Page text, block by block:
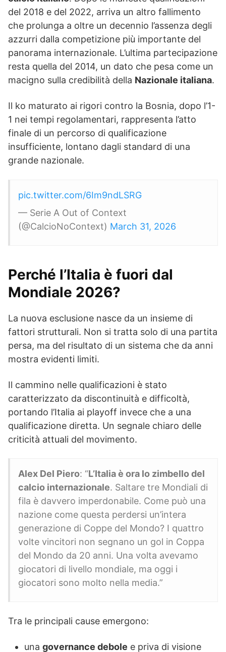
del 2018 e del 2022, arriva un altro fallimento
che prolunga a oltre un decennio l’assenza degli
azzurri dalla competizione più importante del
panorama internazionale. L’ultima partecipazione
resta quella del 2014, un dato che pesa come un
macigno sulla credibilità della Nazionale italiana.
Il ko maturato ai rigori contro la Bosnia, dopo l’1-
1 nei tempi regolamentari, rappresenta l’atto
finale di un percorso di qualificazione
insufficiente, lontano dagli standard di una
grande nazionale.
pic.twitter.com/6Im9ndLSRG
— Serie A Out of Context
(@CalcioNoContext) March 31, 2026
Perché l’Italia è fuori dal
Mondiale 2026?
La nuova esclusione nasce da un insieme di
fattori strutturali. Non si tratta solo di una partita
persa, ma del risultato di un sistema che da anni
mostra evidenti limiti.
Il cammino nelle qualificazioni è stato
caratterizzato da discontinuità e difficoltà,
portando l’Italia ai playoff invece che a una
qualificazione diretta. Un segnale chiaro delle
criticità attuali del movimento.
Alex Del Piero: “L’Italia è ora lo zimbello del
calcio internazionale. Saltare tre Mondiali di
fila è davvero imperdonabile. Come può una
nazione come questa perdersi un’intera
generazione di Coppe del Mondo? I quattro
volte vincitori non segnano un gol in Coppa
del Mondo da 20 anni. Una volta avevamo
giocatori di livello mondiale, ma oggi i
giocatori sono molto nella media.”
Tra le principali cause emergono:
una governance debole e priva di visione